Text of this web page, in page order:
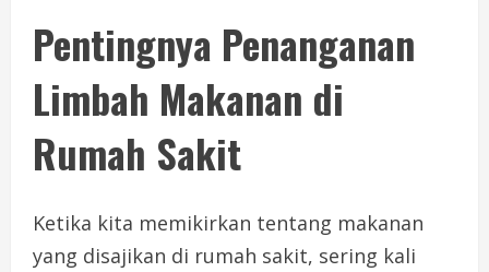
Pentingnya Penanganan
Limbah Makanan di
Rumah Sakit
Ketika kita memikirkan tentang makanan
yang disajikan di rumah sakit, sering kali